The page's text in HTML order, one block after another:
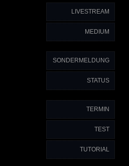
LIVESTREAM
MEDIUM
SONDERMELDUNG
STATUS
TERMIN
TEST
TUTORIAL